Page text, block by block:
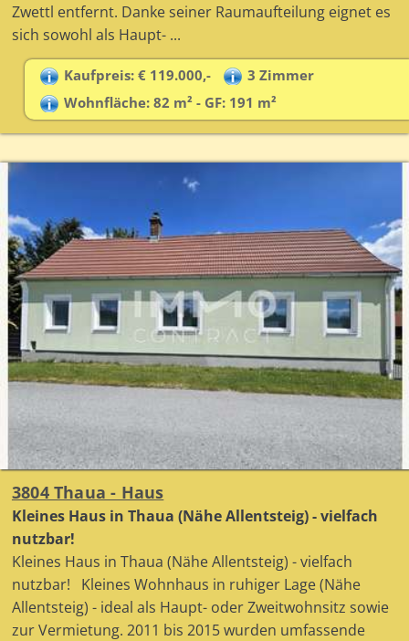
Zwettl entfernt. Danke seiner Raumaufteilung eignet es
sich sowohl als Haupt- ...
Kaufpreis: € 119.000,-
3 Zimmer
Wohnfläche: 82 m² - GF: 191 m²
3804 Thaua - Haus
Kleines Haus in Thaua (Nähe Allentsteig) - vielfach
nutzbar!
Kleines Haus in Thaua (Nähe Allentsteig) - vielfach
nutzbar! Kleines Wohnhaus in ruhiger Lage (Nähe
Allentsteig) - ideal als Haupt- oder Zweitwohnsitz sowie
zur Vermietung. 2011 bis 2015 wurden umfassende